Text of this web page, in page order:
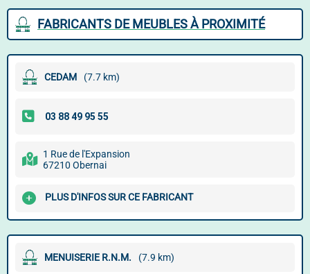
FABRICANTS DE MEUBLES À PROXIMITÉ
CEDAM (7.7 km)
1 Rue de l'Expansion
67210 Obernai
PLUS D'INFOS SUR CE FABRICANT
MENUISERIE R.N.M. (7.9 km)